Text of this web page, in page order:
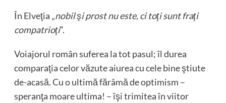
În Elveţia „nobil şi prost nu este, ci toţi sunt fraţi
compatrioţi”.
Voiajorul român suferea la tot pasul; îl durea
comparaţia celor văzute aiurea cu cele bine ştiute
de-acasă. Cu o ultimă fărâmă de optimism –
speranţa moare ultima! – îşi trimitea în viitor